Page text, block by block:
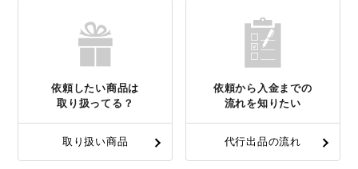
依頼したい商品は
取り扱ってる？
取り扱い商品
依頼から入金までの
流れを知りたい
代行出品の流れ